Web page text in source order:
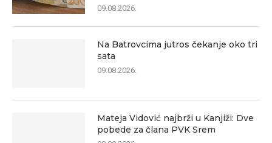
09.08.2026.
Na Batrovcima jutros čekanje oko tri
sata
09.08.2026.
Mateja Vidović najbrži u Kanjiži: Dve
pobede za člana PVK Srem